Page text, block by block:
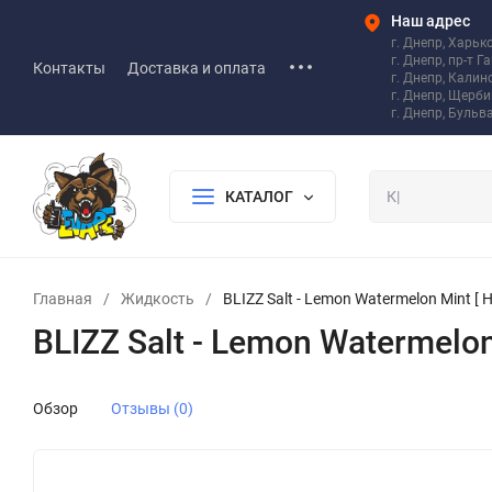
Контакты Доставка и оплата
Наш адрес
г. Днепр,
г. Днепр, пр-т
г. Днепр,
г. Днепр,
г. Днепр,
КАТАЛОГ
Главная / Жидкость / BLIZZ Salt - Lemon Watermelon Mint [
BLIZZ Salt - Lemon
Обзор Отзывы (0)